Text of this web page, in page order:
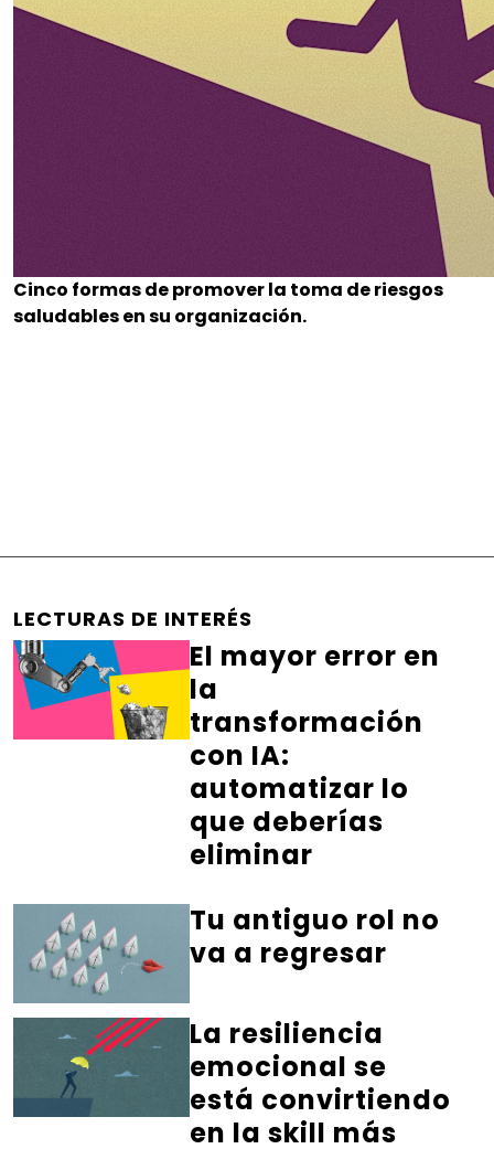
Cinco formas de promover la toma de riesgos
saludables en su organización.
LECTURAS DE INTERÉS
El mayor error en
la
transformación
con IA:
automatizar lo
que deberías
eliminar
Tu antiguo rol no
va a regresar
La resiliencia
emocional se
está convirtiendo
en la skill más